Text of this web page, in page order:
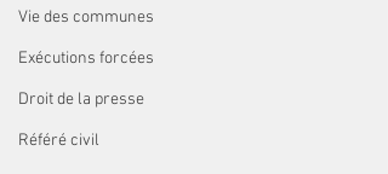
Vie des communes
Exécutions forcées
Droit de la presse
Référé civil